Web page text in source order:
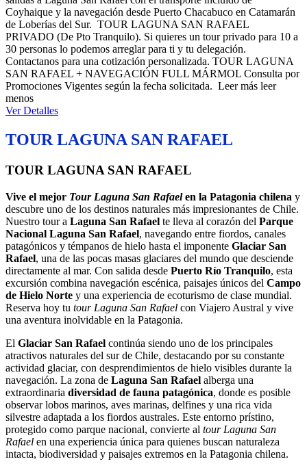
Coyhaique y la navegación desde Puerto Chacabuco en Catamarán
de Loberías del Sur. TOUR LAGUNA SAN RAFAEL
PRIVADO (De Pto Tranquilo). Si quieres un tour privado para 10 a
30 personas lo podemos arreglar para ti y tu delegación.
Contactanos para una cotización personalizada. TOUR LAGUNA
SAN RAFAEL + NAVEGACIÓN FULL MÁRMOL Consulta por
Promociones Vigentes según la fecha solicitada. Leer más leer
menos
Ver Detalles
TOUR LAGUNA SAN RAFAEL
TOUR LAGUNA SAN RAFAEL
Vive el mejor Tour Laguna San Rafaelen la Patagonia chilena y
descubre uno de los destinos naturales más impresionantes de Chile.
Nuestro tour a Laguna San Rafael te lleva al corazón del Parque
Nacional Laguna San Rafael, navegando entre fiordos, canales
patagónicos y témpanos de hielo hasta el imponente Glaciar San
Rafael, una de las pocas masas glaciares del mundo que desciende
directamente al mar. Con salida desde Puerto Río Tranquilo, esta
excursión combina navegación escénica, paisajes únicos del Campo
de Hielo Norte y una experiencia de ecoturismo de clase mundial.
Reserva hoy tu tour Laguna San Rafael con Viajero Austral y vive
una aventura inolvidable en la Patagonia.
El Glaciar San Rafael continúa siendo uno de los principales
atractivos naturales del sur de Chile, destacando por su constante
actividad glaciar, con desprendimientos de hielo visibles durante la
navegación. La zona de Laguna San Rafael alberga una
extraordinaria diversidad de fauna patagónica, donde es posible
observar lobos marinos, aves marinas, delfines y una rica vida
silvestre adaptada a los fiordos australes. Este entorno prístino,
protegido como parque nacional, convierte al tour Laguna San
Rafael en una experiencia única para quienes buscan naturaleza
intacta, biodiversidad y paisajes extremos en la Patagonia chilena.